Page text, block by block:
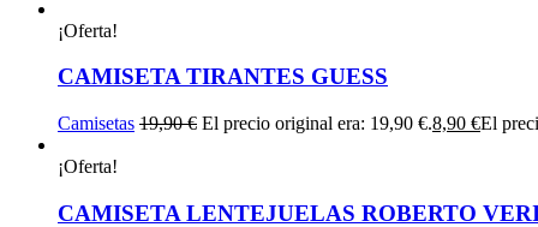
¡Oferta!
CAMISETA TIRANTES GUESS
Camisetas 19,90€ El precio original era: 19,90 €.8,90 €El
¡Oferta!
CAMISETA LENTEJUELAS ROBERTO